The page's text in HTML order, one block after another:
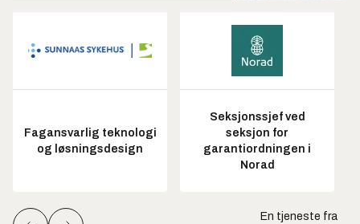
Fagansvarlig teknologi
og løsningsdesign
Seksjonssjef ved
seksjon for
garantiordningen i
Norad
En tjeneste fra